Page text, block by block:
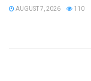
AUGUST 7, 2026 110